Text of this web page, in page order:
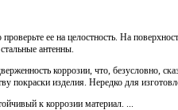
ее на целостность. На
антенны.
коррозии, что, безусловно,
покраски изделия. Нередко для
к коррозии материал. ...